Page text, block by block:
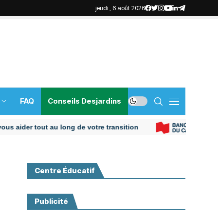
jeudi , 6 août 2026
FAQ Conseils Desjardins
tout au long de votre transition
Centre Éducatif
Publicité